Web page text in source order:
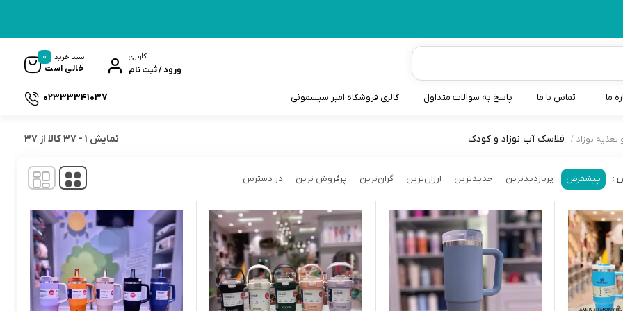
کاربری
ورود / ثبت نام
سبد خرید
خالی است
0
سطل و کیسه پوشک نوزاد
گوش پاکن نوزاد و کودک
مایع استریل
ما تماس با ما پاسخ به سوالات متداول گالری فروشگاه امیر سیسمونی 02333341037
تغذیه نوزاد فلاسک آب نوزاد و کودک نمایش 1
-
37کالا از 37
: پیشفرض پربازدیدترین جدیدترین ارزان‌ترین گران‌ترین پرفروش ترین در دسترس